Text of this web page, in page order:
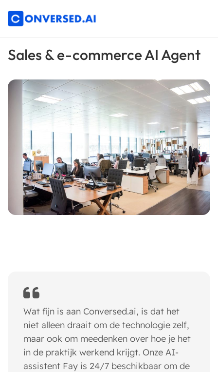
Sales & e-commerce AI Agent
Wat fijn is aan Conversed.ai, is dat het
niet alleen draait om de technologie zelf,
maar ook om meedenken over hoe je het
in de praktijk werkend krijgt. Onze AI-
assistent Fay is 24/7 beschikbaar om de